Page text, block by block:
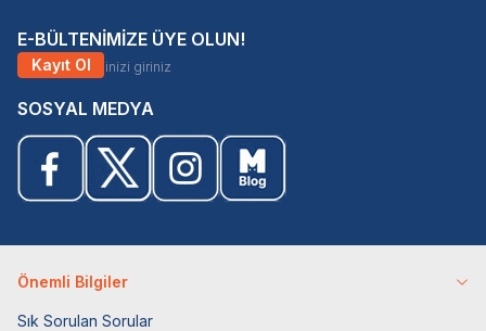
E-BÜLTENİMİZE ÜYE OLUN!
Kayıt Ol
SOSYAL MEDYA
Önemli Bilgiler
Sık Sorulan Sorular